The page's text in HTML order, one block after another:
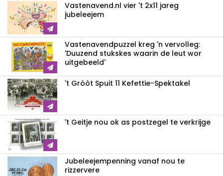
Vastenavend.nl vier 't 2x11 jareg
jubeleejem
Vastenavendpuzzel kreg 'n vervolleg:
'Duuzend stukskes waarin de leut wor
uitgebeeld'
't Gròòt Spuit 11 Kefettie-Spektakel
't Geitje nou ok as postzegel te verkrijge
Jubeleejempenning vanaf nou te
rizzervere